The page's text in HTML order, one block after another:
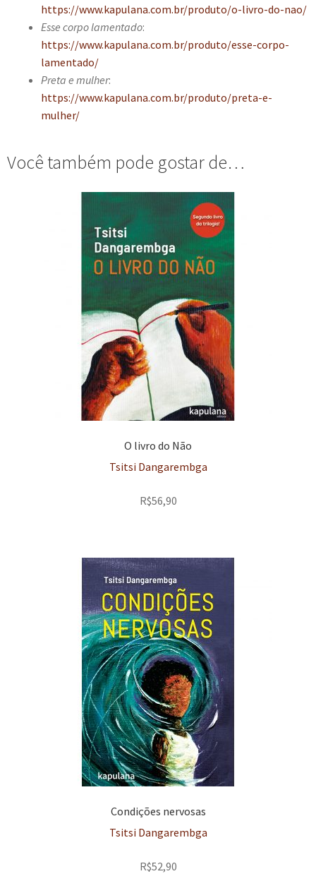
https://www.kapulana.com.br/produto/o-livro-do-nao/
Esse corpo lamentado:
https://www.kapulana.com.br/produto/esse-corpo-
lamentado/
Preta e mulher:
https://www.kapulana.com.br/produto/preta-e-
mulher/
Você também pode gostar de…
O livro do Não
Tsitsi Dangarembga
R$56,90
Condições nervosas
Tsitsi Dangarembga
R$52,90